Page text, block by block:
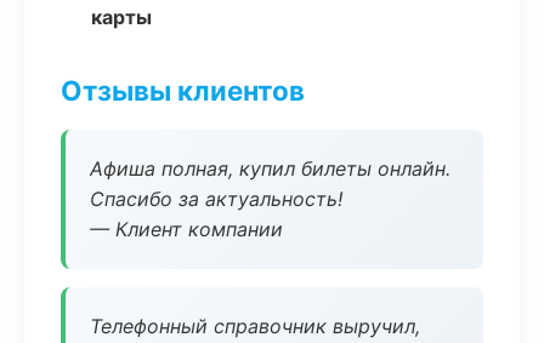
карты
Отзывы клиентов
Афиша полная, купил билеты онлайн.
Спасибо за актуальность!
— Клиент компании
Телефонный справочник выручил,